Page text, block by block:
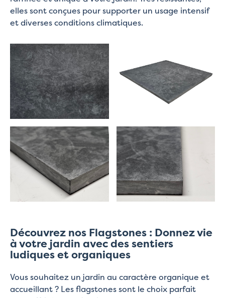
elles sont conçues pour supporter un usage intensif
et diverses conditions climatiques.
Découvrez nos Flagstones : Donnez vie
à votre jardin avec des sentiers
ludiques et organiques
Vous souhaitez un jardin au caractère organique et
accueillant ? Les flagstones sont le choix parfait